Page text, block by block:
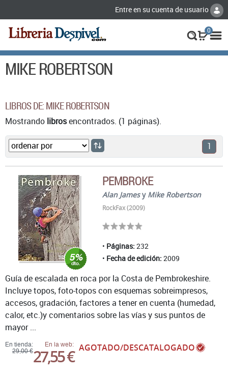
Entre en su cuenta de usuario
0
MIKE ROBERTSON
LIBROS DE: MIKE ROBERTSON
Mostrando librosencontrados. (1 páginas).
1
PEMBROKE
Alan Jamesy Mike Robertson
RockFax (2009)
Páginas: 232
Fecha de edición: 2009
En tienda:
29,00 €
En la web:
27,55 € AGOTADO/DESCATALOGADO
Guía de escalada en roca por la Costa de Pembrokeshire.
Incluye topos, foto-topos con esquemas sobreimpresos,
accesos, gradación, factores a tener en cuenta (humedad,
calor, etc.)y comentarios sobre las vías y sus puntos de
mayor ...